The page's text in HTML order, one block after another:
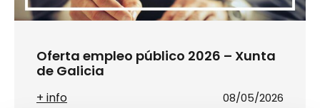
Oferta empleo público 2026 – Xunta
de Galicia
+ info 08/05/2026